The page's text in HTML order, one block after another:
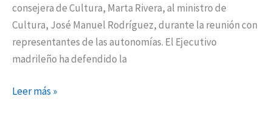
consejera de Cultura, Marta Rivera, al ministro de
Cultura, José Manuel Rodríguez, durante la reunión con
representantes de las autonomías. El Ejecutivo
madrileño ha defendido la
Leer más »